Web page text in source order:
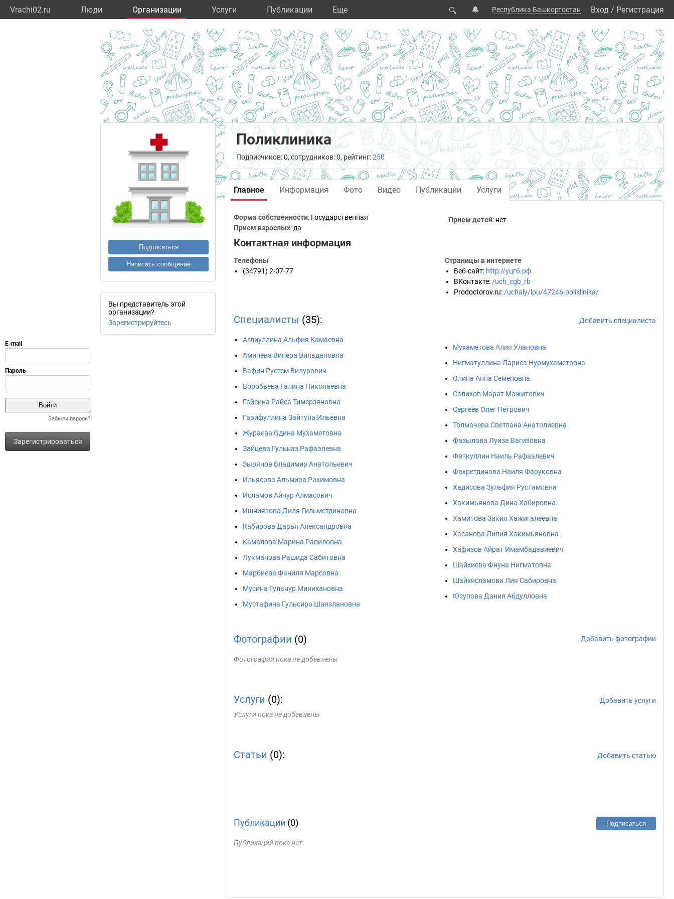
Vrachi02.ru Люди Организации Услуги Публикации Eще 🔍 🔔 Республика Башкортостан Вход / Регистрация
Забыли пароль?
Зарегистрироваться
Подписаться
Написать сообщение
Вы представитель этой
организации?
Зарегистрируйтесь
Поликлиника
Подписчиков: 0, сотрудников: 0, рейтинг:250
Главное Информация Фото Видео Публикации Услуги
Форма собственности: Государственная
Прием взрослых: да
Прием детей: нет
Контактная информация
Телефоны
(34791) 2-07-77
Страницы в интернете
Веб-сайт: http://уцгб.рф
ВКонтакте: /uch_cgb_rb
Prodoctorov.ru: /uchaly/lpu/47246-poliklinika/
Специалисты (35): Добавить специалиста
Аглиуллина Альфия Камаевна
Аминева Винера Вильдановна
Вафин Рустем Вилурович
Воробьева Галина Николаевна
Гайсина Райса Тимерзяновна
Гарифуллина Зайтуна Ильевна
Жураева Одина Мухаметовна
Зайцева Гульназ Рафаэлевна
Зырянов Владимир Анатольевич
Ильясова Альмира Рахимовна
Исламов Айнур Алмасович
Ишниязова Диля Гильметдиновна
Кабирова Дарья Александровна
Камалова Марина Равиловна
Лукманова Рашида Сабитовна
Марбиева Фаниля Марсовна
Мусина Гульнур Минихановна
Мустафина Гульсира Шаязлановна
Мухаметова Алия Улановна
Нигматуллина Лариса Нурмухаметовна
Олина Анна Семеновна
Салихов Марат Мажитович
Сергеев Олег Петрович
Толмачева Светлана Анатолиевна
Фазылова Луиза Вагизовна
Фаткуллин Наиль Рафаэлевич
Фахретдинова Наиля Фаруковна
Хадисова Зульфия Рустамовна
Хакимьянова Дина Хабировна
Хамитова Закия Хажигалеевна
Хасанова Лилия Хакимьяновна
Хафизов Айрат Имамбадавиевич
Шайхиева Фнуна Нигматовна
Шайхисламова Лия Сабировна
Юсупова Дания Абдулловна
Фотографии (0) Добавить фотографии
Фотографии пока не добавлены
Услуги (0):
Добавить услуги
Услуги пока не добавлены
Статьи (0): Добавить статью
Публикации (0) Подписаться
Публикаций пока нет